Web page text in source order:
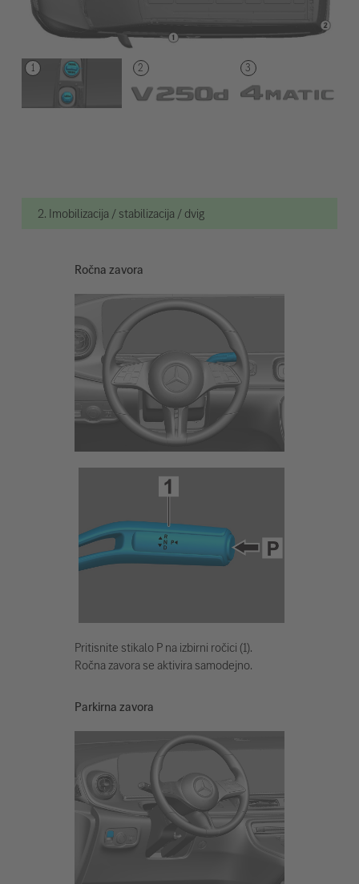
2. Imobilizacija / stabilizacija / dvig
Ročna zavora
Pritisnite stikalo P na izbirni ročici (1).
Ročna zavora se aktivira samodejno.
Parkirna zavora